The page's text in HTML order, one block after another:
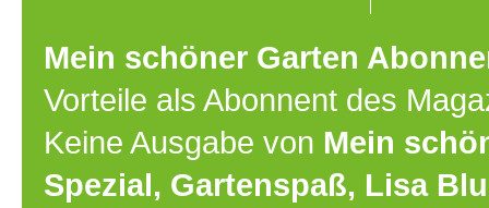
Mein schöner Garten
Vorteile als Abonnent des
Keine Ausgabe von Mein
Spezial, Gartenspaß, Lisa